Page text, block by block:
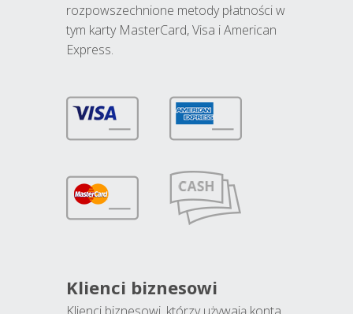
rozpowszechnione metody płatności w
tym karty MasterCard, Visa i American
Express.
Klienci biznesowi